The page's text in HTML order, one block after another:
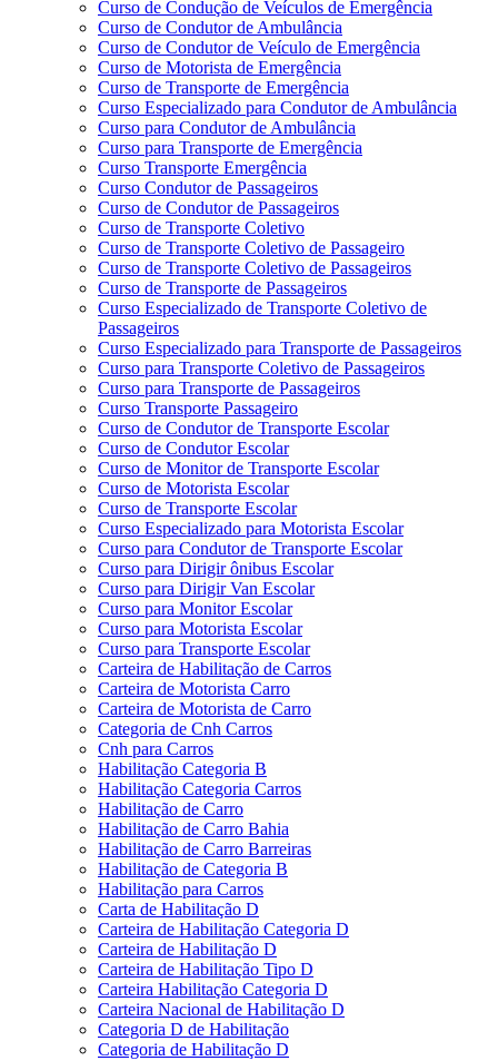
Curso de Condução de Veículos de Emergência
Curso de Condutor de Ambulância
Curso de Condutor de Veículo de Emergência
Curso de Motorista de Emergência
Curso de Transporte de Emergência
Curso Especializado para Condutor de Ambulância
Curso para Condutor de Ambulância
Curso para Transporte de Emergência
Curso Transporte Emergência
Curso Condutor de Passageiros
Curso de Condutor de Passageiros
Curso de Transporte Coletivo
Curso de Transporte Coletivo de Passageiro
Curso de Transporte Coletivo de Passageiros
Curso de Transporte de Passageiros
Curso Especializado de Transporte Coletivo de
Passageiros
Curso Especializado para Transporte de Passageiros
Curso para Transporte Coletivo de Passageiros
Curso para Transporte de Passageiros
Curso Transporte Passageiro
Curso de Condutor de Transporte Escolar
Curso de Condutor Escolar
Curso de Monitor de Transporte Escolar
Curso de Motorista Escolar
Curso de Transporte Escolar
Curso Especializado para Motorista Escolar
Curso para Condutor de Transporte Escolar
Curso para Dirigir ônibus Escolar
Curso para Dirigir Van Escolar
Curso para Monitor Escolar
Curso para Motorista Escolar
Curso para Transporte Escolar
Carteira de Habilitação de Carros
Carteira de Motorista Carro
Carteira de Motorista de Carro
Categoria de Cnh Carros
Cnh para Carros
Habilitação Categoria B
Habilitação Categoria Carros
Habilitação de Carro
Habilitação de Carro Bahia
Habilitação de Carro Barreiras
Habilitação de Categoria B
Habilitação para Carros
Carta de Habilitação D
Carteira de Habilitação Categoria D
Carteira de Habilitação D
Carteira de Habilitação Tipo D
Carteira Habilitação Categoria D
Carteira Nacional de Habilitação D
Categoria D de Habilitação
Categoria de Habilitação D